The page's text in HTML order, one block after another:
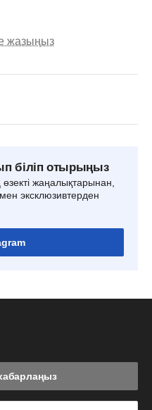
жазыңыз
біліп отырыңыз
жаңалықтарынан,
эксклюзивтерден